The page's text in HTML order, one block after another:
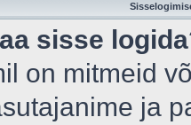
sisse
on mitmeid
ja